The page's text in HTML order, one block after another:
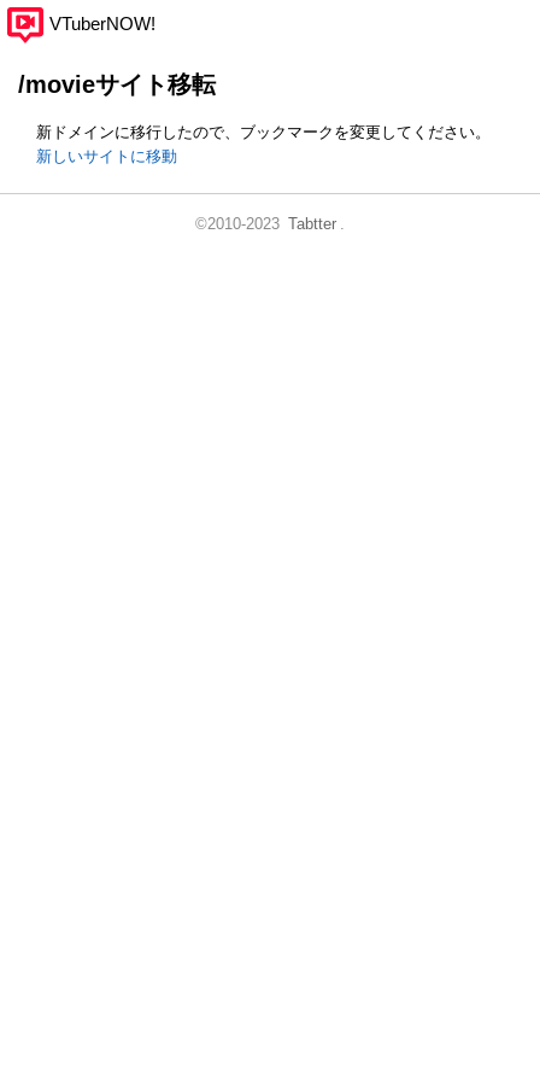
VTuberNOW!
/movieサイト移転
新ドメインに移行したので、ブックマークを変更してください。
新しいサイトに移動
©2010-2023 Tabtter .